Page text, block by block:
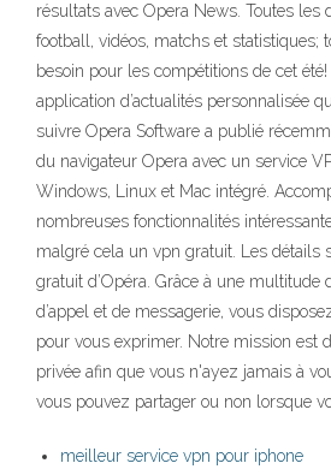
résultats avec Opera News. Toutes les
football, vidéos, matchs et statistiques;
besoin pour les compétitions de cet
application d’actualités personnalisée
suivre Opera Software a publié
du navigateur Opera avec un service
Windows, Linux et Mac intégré.
nombreuses fonctionnalités
malgré cela un vpn gratuit. Les détails
gratuit d’Opéra. Grâce à une multitude
d’appel et de messagerie, vous
pour vous exprimer. Notre mission est
privée afin que vous n'ayez jamais à
vous pouvez partager ou non lorsque
meilleur service vpn pour iphone